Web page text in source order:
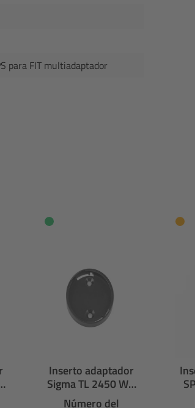
para FIT multiadaptador
Inserto adaptador
Sigma TL 2450 WO
para FIT
Número del